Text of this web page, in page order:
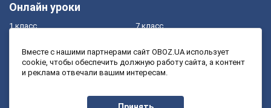
Онлайн уроки
1 класс
3 класс
7 класс
9 класс
Вместе с нашими партнерами сайт OBOZ.UA использует
cookie, чтобы обеспечить должную работу сайта, а контент
и реклама отвечали вашим интересам.